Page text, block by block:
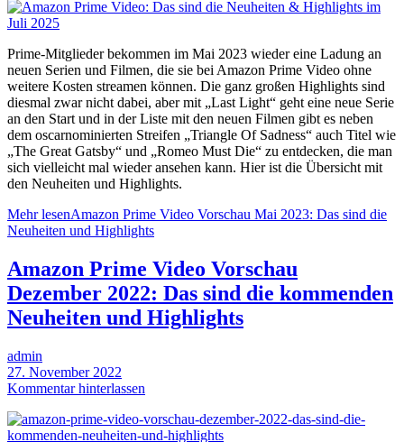
Prime-Mitglieder bekommen im Mai 2023 wieder eine Ladung an
neuen Serien und Filmen, die sie bei Amazon Prime Video ohne
weitere Kosten streamen können. Die ganz großen Highlights sind
diesmal zwar nicht dabei, aber mit „Last Light“ geht eine neue Serie
an den Start und in der Liste mit den neuen Filmen gibt es neben
dem oscarnominierten Streifen „Triangle Of Sadness“ auch Titel wie
„The Great Gatsby“ und „Romeo Must Die“ zu entdecken, die man
sich vielleicht mal wieder ansehen kann. Hier ist die Übersicht mit
den Neuheiten und Highlights.
Mehr lesenAmazon Prime Video Vorschau Mai 2023: Das sind die
Neuheiten und Highlights
Amazon Prime Video Vorschau
Dezember 2022: Das sind die kommenden
Neuheiten und Highlights
admin
27. November 2022
Kommentar hinterlassen